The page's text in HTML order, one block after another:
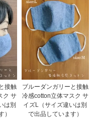
接触
ク サ
は別
）
ブルーダンガリーと接触
冷感cotton立体マスク サ
イズL（サイズ違いは別
で出品しています）